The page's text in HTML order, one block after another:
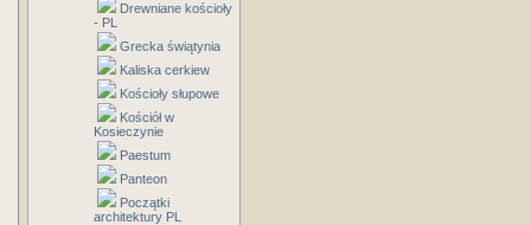
Drewniane kościoły
- PL
Grecka świątynia
Kaliska cerkiew
Kościoły słupowe
Kościół w
Kosieczynie
Paestum
Panteon
Początki
architektury PL